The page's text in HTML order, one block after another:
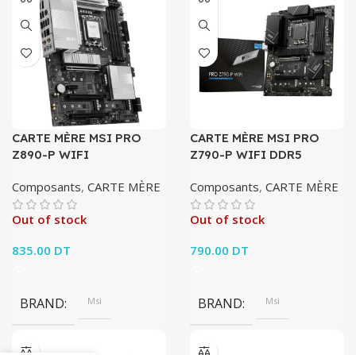
CARTE MÈRE MSI PRO
Z890-P WIFI
Composants, CARTE MÈRE
Out of stock
835.00 DT
BRAND Msi
CARTE MÈRE MSI PRO
Z790-P WIFI DDR5
Composants, CARTE MÈRE
Out of stock
790.00 DT
BRAND Msi